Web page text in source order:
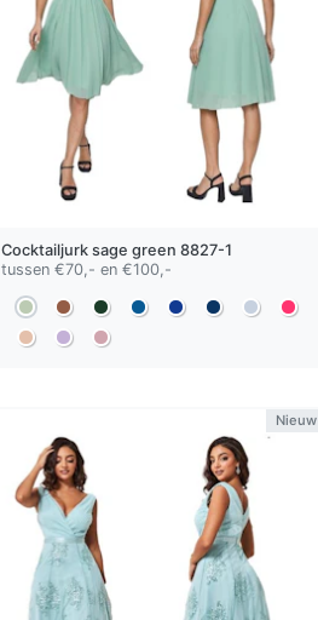
Cocktailjurk sage green 8827-1
tussen €70,- en €100,-
Nieuw